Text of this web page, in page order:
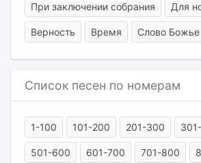
При заключении собрания Для
Верность Время Слово Божье
Список песен по номерам
1-100 101-200 201-300
501-600 601-700 701-800